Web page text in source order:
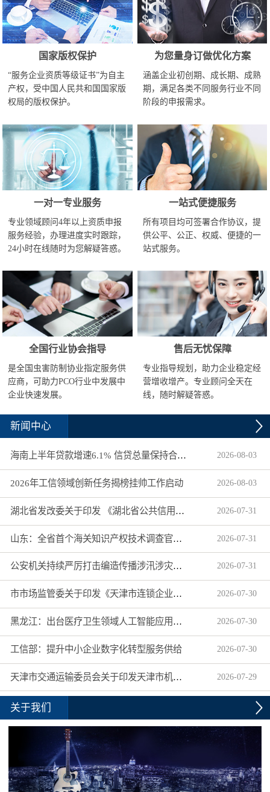
国家版权保护
“服务企业资质等级证书”为自主
产权，受中国人民共和国国家版
权局的版权保护。
为您量身订做优化方案
涵盖企业初创期、成长期、成熟
期，满足各类不同服务行业不同
阶段的申报需求。
一对一专业服务
专业领域顾问4年以上资质申报
服务经验，办理进度实时跟踪，
24小时在线随时为您解疑答惑。
一站式便捷服务
所有项目均可签署合作协议，提
供公平、公正、权威、便捷的一
站式服务。
全国行业协会指导
是全国虫害防制协业指定服务供
应商，可助力PCO行业中发展中
企业快速发展。
售后无忧保障
专业指导规划，助力企业稳定经
营增收增产。专业顾问全天在
线，随时解疑答惑。
新闻中心
海南上半年贷款增速6.1% 信贷总量保持合理平稳增长 2026-08-03
2026年工信领域创新任务揭榜挂帅工作启动 2026-08-03
湖北省发改委关于印发 《湖北省公共信用信息目录（2026年版）》的通知 2026-07-31
山东：全省首个海关知识产权技术调查官制度落地济南自贸片区 2026-07-31
公安机关持续严厉打击编造传播涉汛涉灾网络谣言 2026-07-31
市市场监管委关于印发《天津市连锁企业食品经营许可“先证后核”信用承诺审批实施办法》的通知 2026-07-30
黑龙江：出台医疗卫生领域人工智能应用工作实施方案 2026-07-30
工信部：提升中小企业数字化转型服务供给 2026-07-30
天津市交通运输委员会关于印发天津市机动车驾驶员培训机构及教练员综合信用评价管理办法的通知 2026-07-29
关于我们